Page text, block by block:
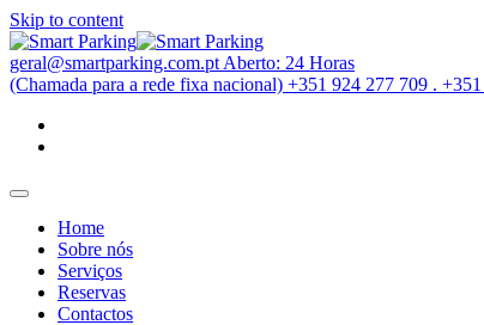
Skip to content
geral@smartparking.com.pt Aberto: 24 Horas
(Chamada para a rede fixa nacional) +351 924 277 709 .
Home
Sobre nós
Serviços
Reservas
Contactos